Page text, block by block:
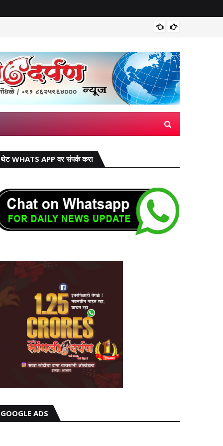
थेट WHATS APP वर संपर्क करा
GOOGLE ADS